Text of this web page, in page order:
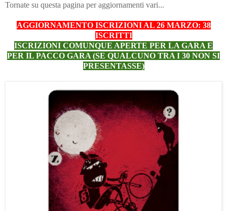
Tornate su questa pagina per aggiornamenti vari...
AGGIORNAMENTO ISCRIZIONI AL 26 MARZO: 38
ISCRITTI
ISCRIZIONI COMUNQUE APERTE PER LA GARA E
PER IL PACCO GARA (SE QUALCUNO TRA I 30 NON SI
PRESENTASSE)